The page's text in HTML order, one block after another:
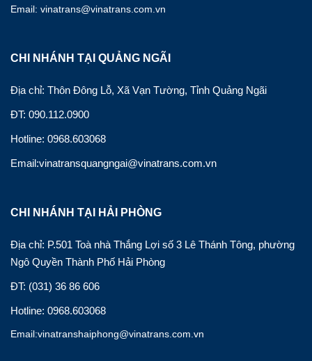
Email: vinatrans@vinatrans.com.vn
CHI NHÁNH TẠI QUẢNG NGÃI
Địa chỉ: Thôn Đông Lỗ, Xã Vạn Tường, Tỉnh Quảng Ngãi
ĐT: 090.112.0900
Hotline: 0968.603068
Email:vinatransquangngai@vinatrans.com.vn
CHI NHÁNH TẠI HẢI PHÒNG
Địa chỉ: P.501 Toà nhà Thắng Lợi số 3 Lê Thánh Tông, phường
Ngô Quyền Thành Phố Hải Phòng
ĐT: (031) 36 86 606
Hotline: 0968.603068
Email:vinatranshaiphong@vinatrans.com.vn